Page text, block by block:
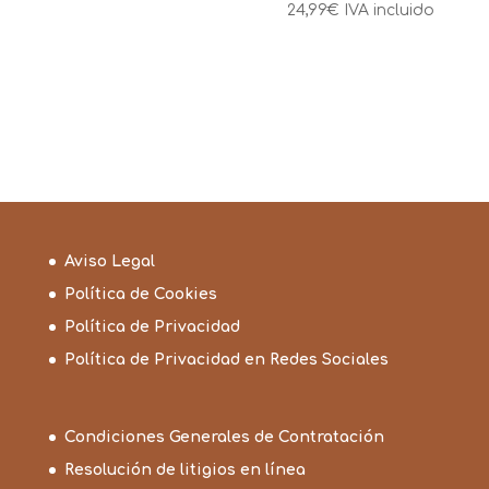
24,99€ IVA incluido
Aviso Legal
Política de Cookies
Política de Privacidad
Política de Privacidad en Redes Sociales
Condiciones Generales de Contratación
Resolución de litigios en línea